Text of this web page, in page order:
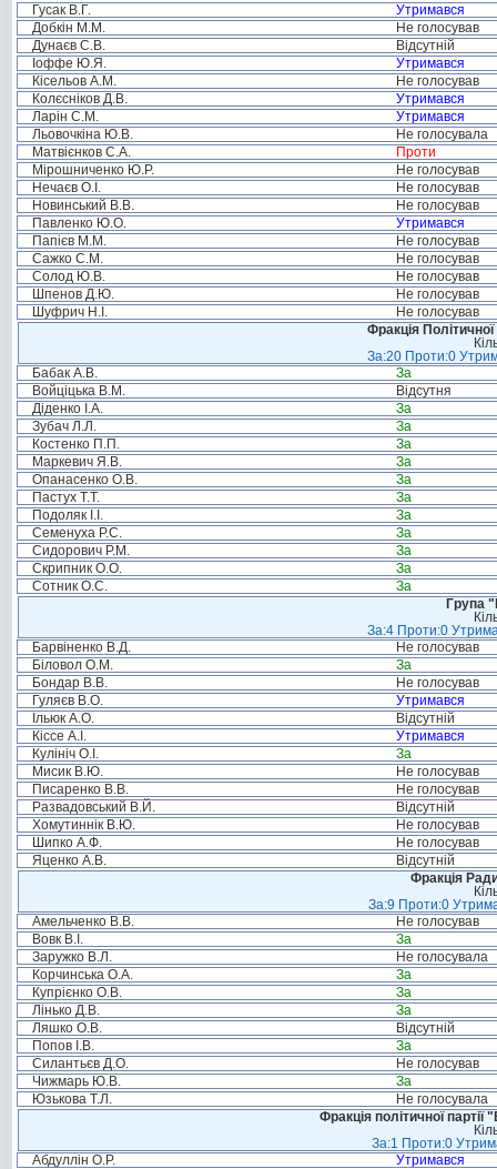
Гусак В.Г.
Утримався
Добкін М.М.
Не голосував
Дунаєв С.В.
Відсутній
Іоффе Ю.Я.
Утримався
Кісельов А.М.
Не голосував
Колєсніков Д.В.
Утримався
Ларін С.М.
Утримався
Льовочкіна Ю.В.
Не голосувала
Матвієнков С.А.
Проти
Мірошниченко Ю.Р.
Не голосував
Нечаєв О.І.
Не голосував
Новинський В.В.
Не голосував
Павленко Ю.О.
Утримався
Папієв М.М.
Не голосував
Сажко С.М.
Не голосував
Солод Ю.В.
Не голосував
Шпенов Д.Ю.
Не голосував
Шуфрич Н.І.
Не голосував
Фракція
За:20 Проти:0
Бабак А.В.
За
Войціцька В.М.
Відсутня
Діденко І.А.
За
Зубач Л.Л.
За
Костенко П.П.
За
Маркевич Я.В.
За
Опанасенко О.В.
За
Пастух Т.Т.
За
Подоляк І.І.
За
Семенуха Р.С.
За
Сидорович Р.М.
За
Скрипник О.О.
За
Сотник О.С.
За
Група
За:4 Проти:0
Барвіненко В.Д.
Не голосував
Біловол О.М.
За
Бондар В.В.
Не голосував
Гуляєв В.О.
Утримався
Ільюк А.О.
Відсутній
Кіссе А.І.
Утримався
Кулініч О.І.
За
Мисик В.Ю.
Не голосував
Писаренко В.В.
Не голосував
Развадовський В.Й.
Відсутній
Хомутиннік В.Ю.
Не голосував
Шипко А.Ф.
Не голосував
Яценко А.В.
Відсутній
Фракція
За:9 Проти:0
Амельченко В.В.
Не голосував
Вовк В.І.
За
Заружко В.Л.
Не голосувала
Корчинська О.А.
За
Купрієнко О.В.
За
Лінько Д.В.
За
Ляшко О.В.
Відсутній
Попов І.В.
За
Силантьєв Д.О.
Не голосував
Чижмарь Ю.В.
За
Юзькова Т.Л.
Не голосувала
Фракція політичної
За:1 Проти:0
Абдуллін О.Р.
Утримався